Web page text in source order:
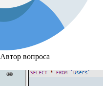
Автор вопроса